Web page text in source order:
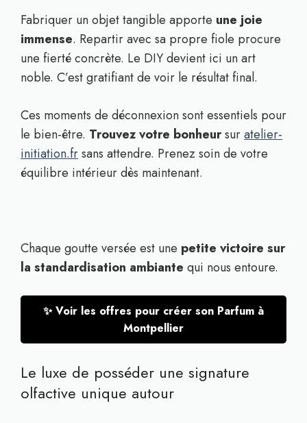
Fabriquer un objet tangible apporte une joie
immense. Repartir avec sa propre fiole procure
une fierté concrète. Le DIY devient ici un art
noble. C’est gratifiant de voir le résultat final.
Ces moments de déconnexion sont essentiels pour
le bien-être. Trouvez votre bonheursuratelier-
initiation.frsans attendre. Prenez soin de votre
équilibre intérieur dès maintenant.
Chaque goutte versée est une petite victoire sur
la standardisation ambiante qui nous entoure.
✨ Voir les offres pour créer son Parfum à
Montpellier
Le luxe de posséder une signature
olfactive unique autour